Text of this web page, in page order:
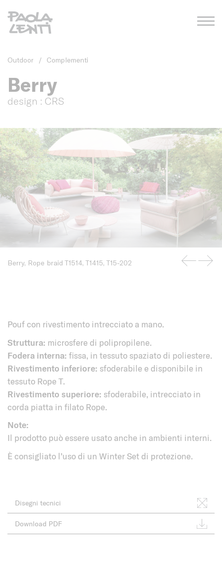
Outdoor / Complementi
Berry
design : CRS
Berry, Rope braid T1514, T1415, T15-202
Pouf con rivestimento intrecciato a mano.
Struttura: microsfere di polipropilene.
Fodera interna: fissa, in tessuto spaziato di poliestere.
Rivestimento inferiore: sfoderabile e disponibile in
tessuto Rope T.
Rivestimento superiore: sfoderabile, intrecciato in
corda piatta in filato Rope.
Note:
Il prodotto può essere usato anche in ambienti interni.
È consigliato l’uso di un Winter Set di protezione.
Disegni tecnici
Download PDF